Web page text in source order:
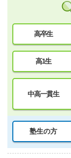
高卒生
高1生
中高一貫生
塾生の方